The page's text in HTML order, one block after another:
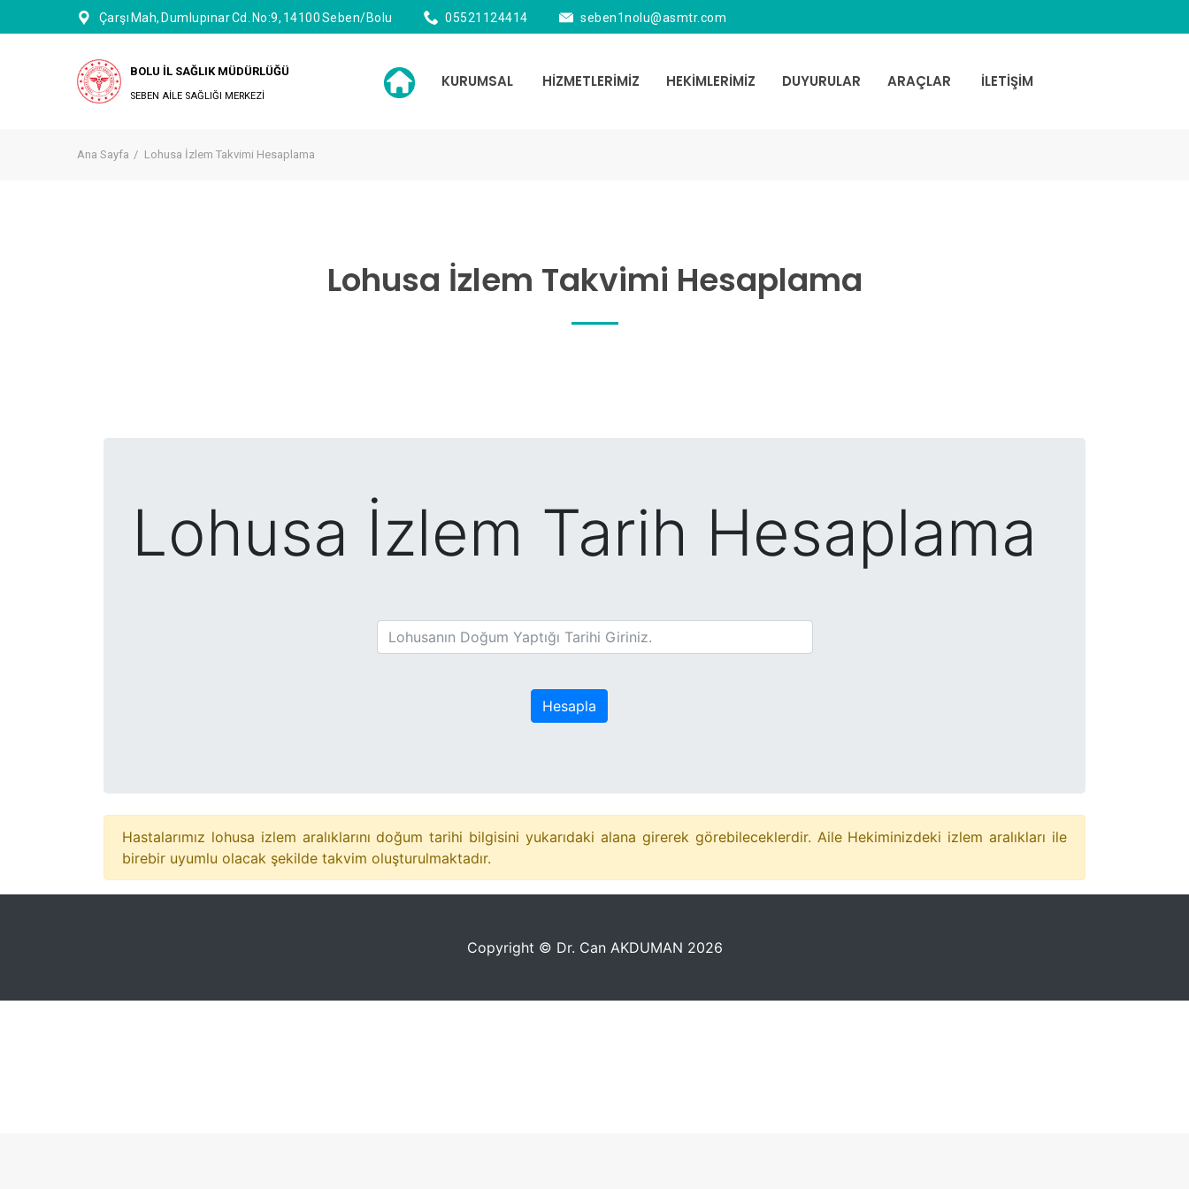
Çarşı Mah, Dumlupınar Cd. No:9, 14100 Seben/Bolu 05521124414 seben1nolu@asmtr.com
BOLU İL SAĞLIK MÜDÜRLÜĞÜ
SEBEN AİLE SAĞLIĞI MERKEZİ
KURUMSAL HİZMETLERİMİZ HEKİMLERİMİZ DUYURULAR ARAÇLAR İLETİŞİM
Ana Sayfa Lohusa İzlem Takvimi Hesaplama
Lohusa İzlem Takvimi Hesaplama